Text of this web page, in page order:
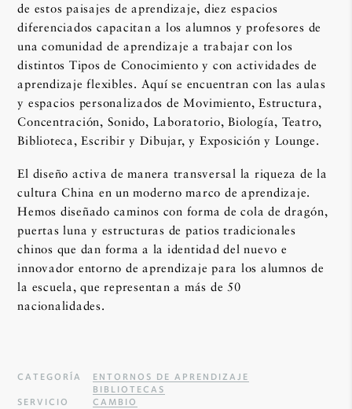
de estos paisajes de aprendizaje, diez espacios
diferenciados capacitan a los alumnos y profesores de
una comunidad de aprendizaje a trabajar con los
distintos Tipos de Conocimiento y con actividades de
aprendizaje flexibles. Aquí se encuentran con las aulas
y espacios personalizados de Movimiento, Estructura,
Concentración, Sonido, Laboratorio, Biología, Teatro,
Biblioteca, Escribir y Dibujar, y Exposición y Lounge.
El diseño activa de manera transversal la riqueza de la
cultura China en un moderno marco de aprendizaje.
Hemos diseñado caminos con forma de cola de dragón,
puertas luna y estructuras de patios tradicionales
chinos que dan forma a la identidad del nuevo e
innovador entorno de aprendizaje para los alumnos de
la escuela, que representan a más de 50
nacionalidades.
CATEGORÍA
ENTORNOS DE APRENDIZAJE
BIBLIOTECAS
SERVICIO
CAMBIO